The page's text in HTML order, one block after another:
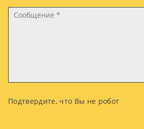
Подтвердите, что Вы не робот